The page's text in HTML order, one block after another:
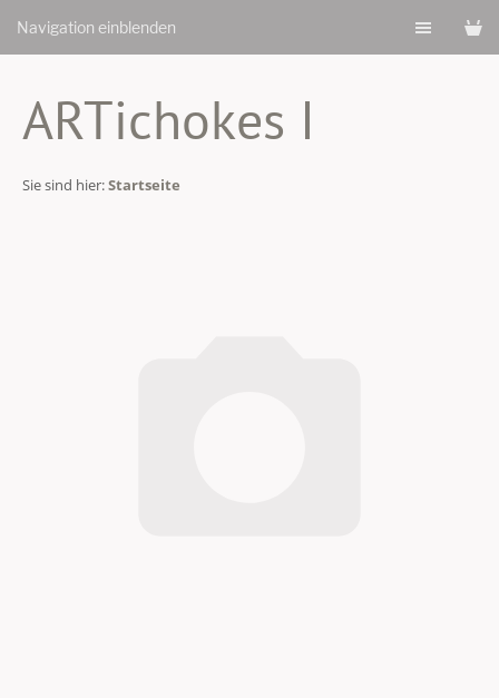
Navigation einblenden
ARTichokes I
Sie sind hier:Startseite